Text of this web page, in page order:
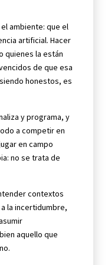
ambiente: que el
artificial. Hacer
quienes la están
de que esa
honestos, es
y programa, y
a competir en
en campo
no se trata de
contextos
la incertidumbre,
aquello que